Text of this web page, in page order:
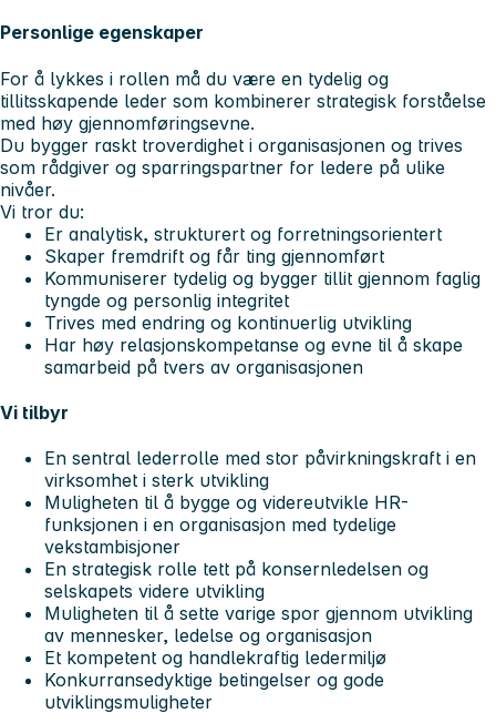
Personlige egenskaper
For å lykkes i rollen må du være en tydelig og
tillitsskapende leder som kombinerer strategisk forståelse
med høy gjennomføringsevne.
Du bygger raskt troverdighet i organisasjonen og trives
som rådgiver og sparringspartner for ledere på ulike
nivåer.
Vi tror du:
Er analytisk, strukturert og forretningsorientert
Skaper fremdrift og får ting gjennomført
Kommuniserer tydelig og bygger tillit gjennom faglig
tyngde og personlig integritet
Trives med endring og kontinuerlig utvikling
Har høy relasjonskompetanse og evne til å skape
samarbeid på tvers av organisasjonen
Vi tilbyr
En sentral lederrolle med stor påvirkningskraft i en
virksomhet i sterk utvikling
Muligheten til å bygge og videreutvikle HR-
funksjonen i en organisasjon med tydelige
vekstambisjoner
En strategisk rolle tett på konsernledelsen og
selskapets videre utvikling
Muligheten til å sette varige spor gjennom utvikling
av mennesker, ledelse og organisasjon
Et kompetent og handlekraftig ledermiljø
Konkurransedyktige betingelser og gode
utviklingsmuligheter